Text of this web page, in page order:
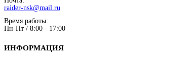
raider-nsk@mail.ru
Время работы:
Пн-Пт / 8:00 - 17:00
ИНФОРМАЦИЯ